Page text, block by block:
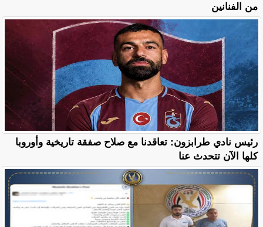
من الفنانين
رئيس نادي طرابزون: تعاقدنا مع صلاح صفقة تاريخية وأوروبا
كلها الآن تتحدث عنا